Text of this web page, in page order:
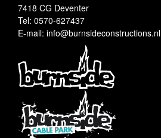
7418 CG Deventer
Tel: 0570-627437
E-mail: info@burnsideconstructions.nl